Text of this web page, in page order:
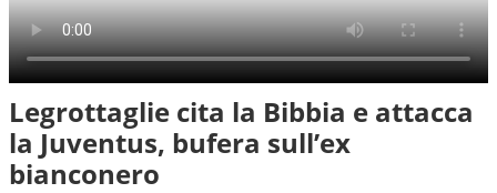
Legrottaglie cita la Bibbia e attacca
la Juventus, bufera sull’ex
bianconero